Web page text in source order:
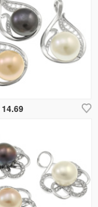
14.69